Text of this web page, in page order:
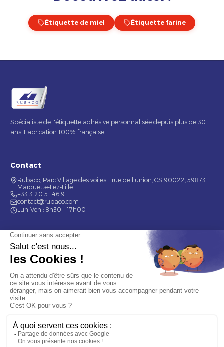
Étiquette de miel Étiquette farine
Spécialiste de l'étiquette adhésive personnalisée depuis plus de 30
ans. Fabrication 100% française.
Contact
Rubaco, Parc Village des voiles 1 rue de l'union, CS 90022, 59873
Marquette-Lez-Lille
+33 3 20 51 46 91
contact@rubaco.com
Lun-Ven : 8h30 – 17h00
Nos services
Étiquette alimentaire
Étiquette de bouteilles
Informations
Mentions légales
À propos
Nous contacter